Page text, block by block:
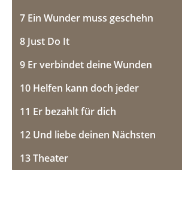
7 Ein Wunder muss geschehn
8 Just Do It
9 Er verbindet deine Wunden
10 Helfen kann doch jeder
11 Er bezahlt für dich
12 Und liebe deinen Nächsten
13 Theater